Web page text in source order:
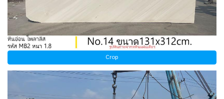
Crop